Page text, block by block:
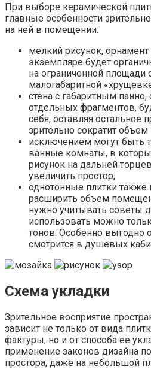
При выборе керамической
главные особенности
на ней в помещении:
мелкий рисунок,
экземпляре будет
на ограниченной площади
малогабаритной
стена с габаритным
отдельных фрагментов,
себя, оставляя остальное
зрительно сократит
исключением могут быть
ванные комнаты, в
рисунок на дальней
увеличить простор;
однотонные плитки также
расширить объем
нужно учитывать советы
использовать можно
тонов. Особенно выгодно
смотрится в душевых
Схема укладки
Зрительное восприятие
зависит не только от вида
фактуры, но и от способа ее
применение законов дизайна
простора, даже на небольшой